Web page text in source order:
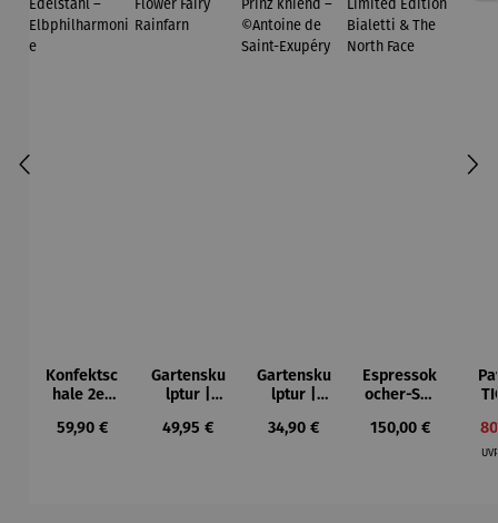
Konfektsc
hale 2er
Edelstahl
Regulärer Preis:
59,90 €
Gartensku
lptur |
| Flower
Regulärer Preis:
49,95 €
Gartensku
lptur |
| Prinz
Regulärer Preis:
34,90 €
Espressok
ocher-Set
Limited
Regulärer Preis:
150,00 €